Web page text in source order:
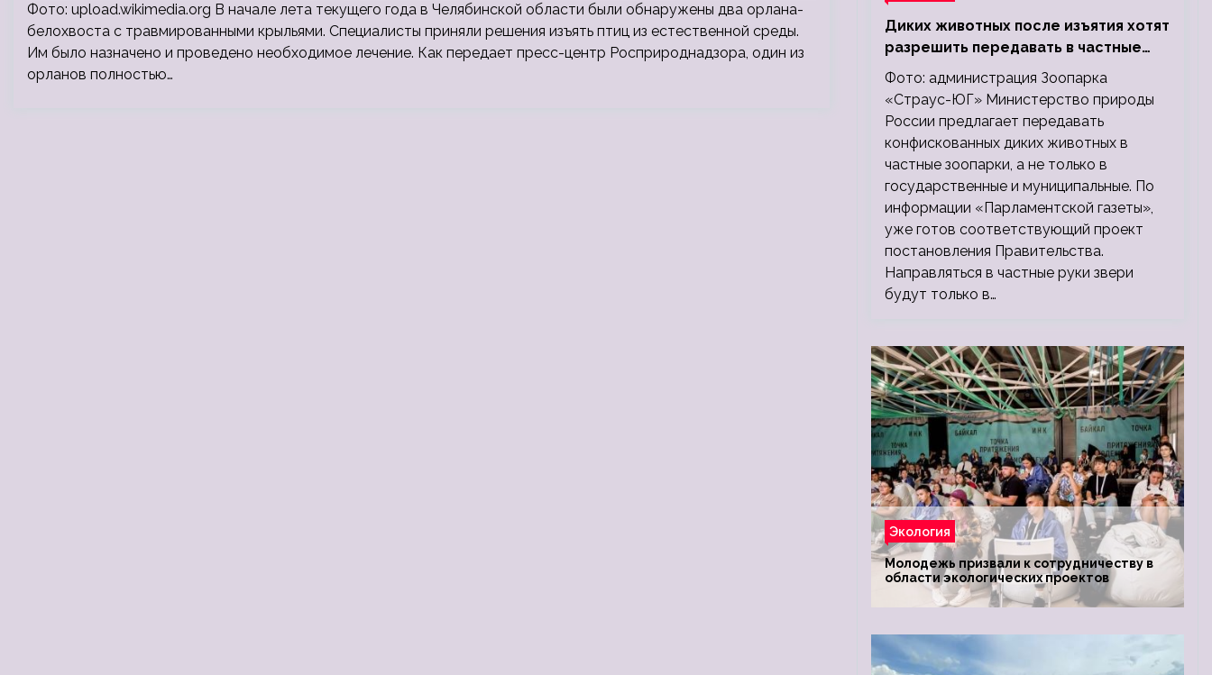
Фото: upload.wikimedia.org В начале лета текущего года в Челябинской области были обнаружены два орлана-
белохвоста с травмированными крыльями. Специалисты приняли решения изъять птиц из естественной среды.
Им было назначено и проведено необходимое лечение. Как передает пресс-центр Росприроднадзора, один из
орланов полностью…
Диких животных после изъятия хотят
разрешить передавать в частные
зоопарки
Фото: администрация Зоопарка
«Страус-ЮГ» Министерство природы
России предлагает передавать
конфискованных диких животных в
частные зоопарки, а не только в
государственные и муниципальные. По
информации «Парламентской газеты»,
уже готов соответствующий проект
постановления Правительства.
Направляться в частные руки звери
будут только в…
Экология
Молодежь призвали к сотрудничеству в
области экологических проектов